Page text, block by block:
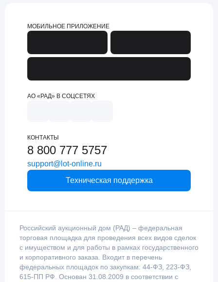
МОБИЛЬНОЕ ПРИЛОЖЕНИЕ
АО «РАД» В СОЦСЕТЯХ
КОНТАКТЫ
8 800 777 5757
support@lot-online.ru
Техническая поддержка
Российский аукционный дом (РАД) – федеральная
торговая площадка для проведения всех видов сделок
с имуществом и для работы в рамках государственного
и корпоративного заказа. Входит в перечень
федеральных площадок по закупкам: 44-ФЗ, 223-ФЗ,
615-ПП РФ. Основан 31.08.2009 в соответствии с